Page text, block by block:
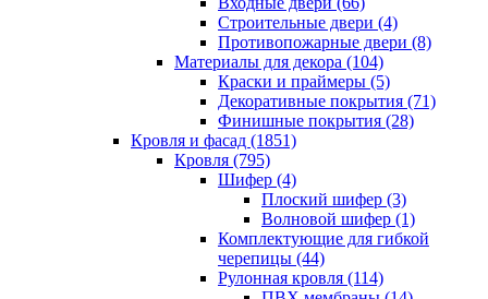
Строительные двери (4)
Противопожарные двери (8)
Материалы для декора (104)
Краски и праймеры (5)
Декоративные покрытия (71)
Финишные покрытия (28)
Кровля и фасад (1851)
Кровля (795)
Шифер (4)
Плоский шифер (3)
Волновой шифер (1)
Комплектующие для гибкой
черепицы (44)
Рулонная кровля (114)